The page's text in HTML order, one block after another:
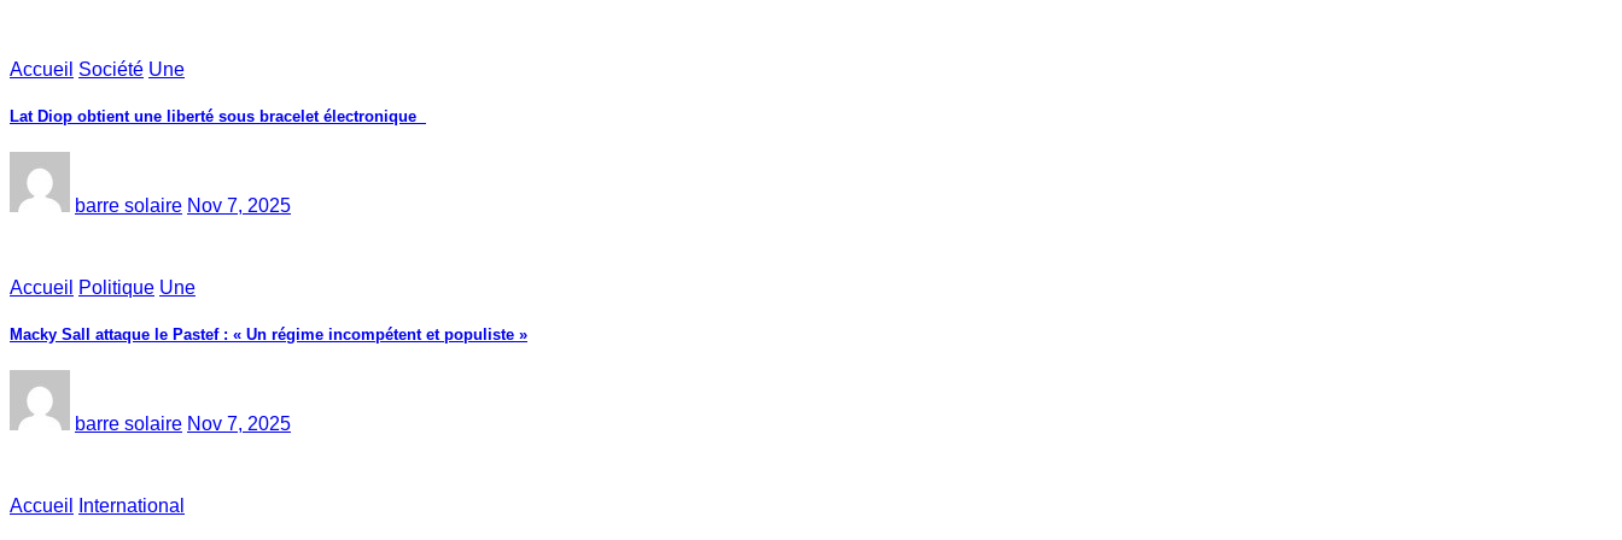
Accueil Société Une
Lat Diop obtient une liberté sous bracelet électronique
barre solaire Nov 7, 2025
Accueil Politique Une
Macky Sall attaque le Pastef : « Un régime incompétent et populiste »
barre solaire Nov 7, 2025
Accueil International